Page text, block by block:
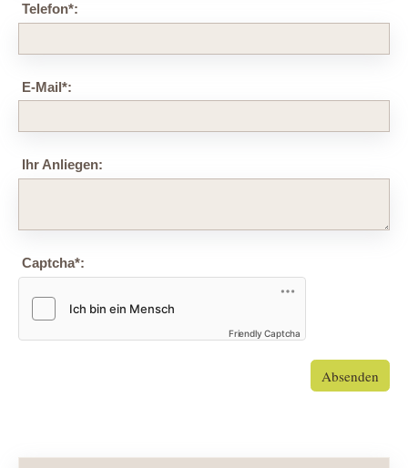
Telefon*:
E-Mail*:
Ihr Anliegen:
Captcha*:
Friendly Captcha
Absenden